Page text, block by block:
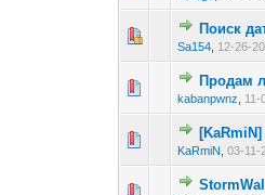
Поиск
Sa154 12-26-
Продам
kabanpwnz 11-
[KaRmiN]
KaRmiN ,03-11-